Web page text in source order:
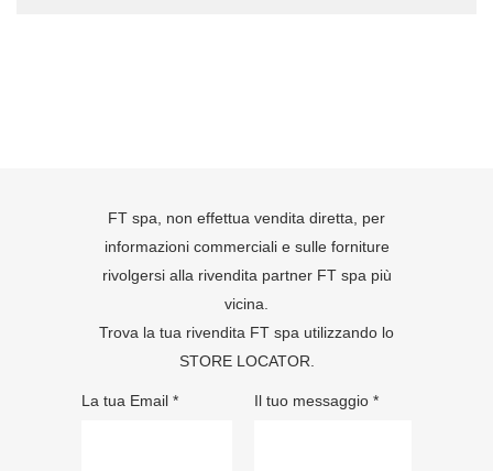
FT spa, non effettua vendita diretta, per
informazioni commerciali e sulle forniture
rivolgersi alla rivendita partner FT spa più
vicina.
Trova la tua rivendita FT spa utilizzando lo
STORE LOCATOR.
La tua Email * Il tuo messaggio *